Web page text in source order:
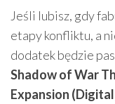
Jeśli lubisz, gdy
etapy konfliktu, a
dodatek będzie
Shadow of War
Expansion